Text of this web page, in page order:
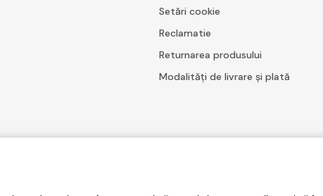
Setări cookie
Reclamatie
Returnarea produsului
Modalități de livrare și plată